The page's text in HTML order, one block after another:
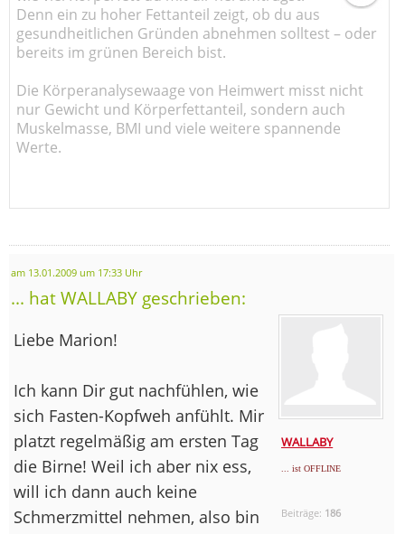
Denn ein zu hoher Fettanteil zeigt, ob du aus
gesundheitlichen Gründen abnehmen solltest – oder
bereits im grünen Bereich bist.
Die Körperanalysewaage von Heimwert misst nicht
nur Gewicht und Körperfettanteil, sondern auch
Muskelmasse, BMI und viele weitere spannende
Werte.
am 13.01.2009 um 17:33 Uhr
... hat WALLABY geschrieben:
WALLABY
... ist OFFLINE
Beiträge: 186
Liebe Marion!
Ich kann Dir gut nachfühlen, wie
sich Fasten-Kopfweh anfühlt. Mir
platzt regelmäßig am ersten Tag
die Birne! Weil ich aber nix ess,
will ich dann auch keine
Schmerzmittel nehmen, also bin